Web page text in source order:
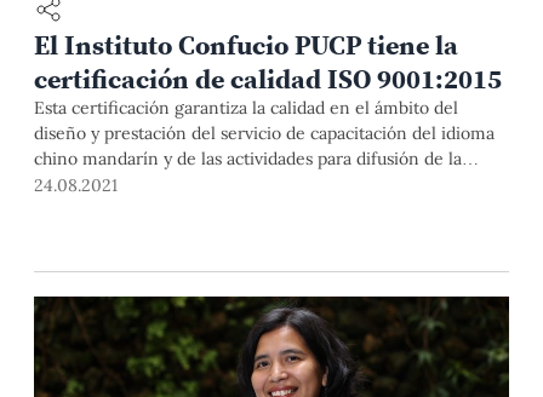
El Instituto Confucio PUCP tiene la
certificación de calidad ISO 9001:2015
Esta certificación garantiza la calidad en el ámbito del
diseño y prestación del servicio de capacitación del idioma
chino mandarín y de las actividades para difusión de la
cultura china.
24.08.2021